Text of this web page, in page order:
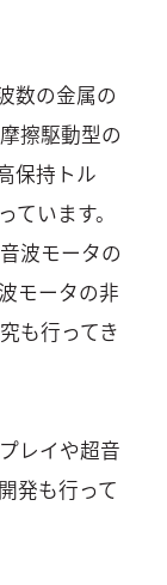
数の金属の
擦駆動型の
保持トル
います。
波モータの
モータの非
も行ってき
レイや超音
発も行って